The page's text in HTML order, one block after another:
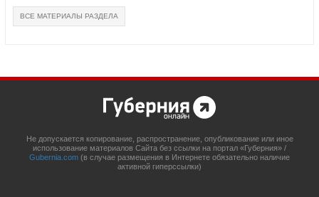
ВСЕ МАТЕРИАЛЫ РАЗДЕЛА
Не допускается копирование, распространение, опубликование или иное
использование материалов Сайта без ссылки на портал «Губерния» /
Gubernia.com (в случае размещения в Интернете обязательно наличие
активной гиперссылки)